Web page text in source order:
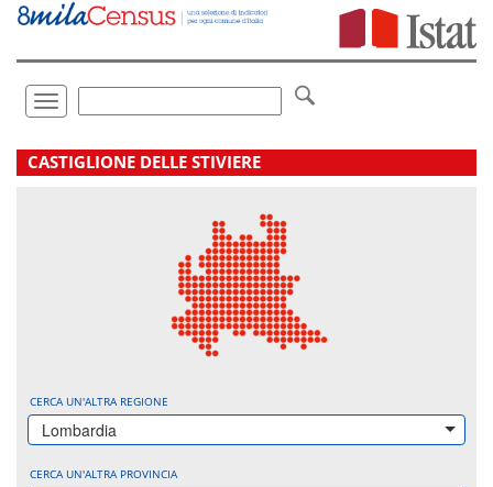
Vai
direttamente
Toggle
navigation
.
CASTIGLIONE DELLE STIVIERE
CERCA UN'ALTRA REGIONE
Lombardia
CERCA UN'ALTRA PROVINCIA